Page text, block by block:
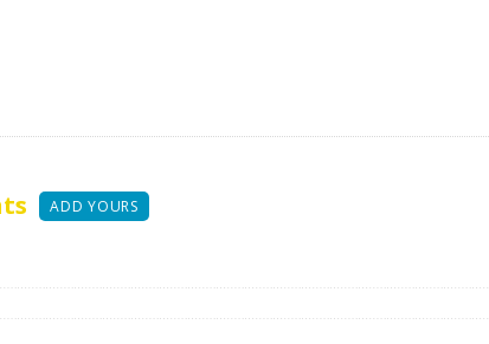
ADD YOURS